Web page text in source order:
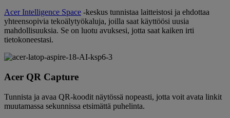
Acer Intelligence Space -keskus tunnistaa laitteistosi ja ehdottaa
yhteensopivia tekoälytyökaluja, joilla saat käyttöösi uusia
mahdollisuuksia. Se on luotu avuksesi, jotta saat kaiken irti
tietokoneestasi.
Acer QR Capture
Tunnista ja avaa QR-koodit näytössä nopeasti, jotta voit avata linkit
muutamassa sekunnissa etsimättä puhelinta.